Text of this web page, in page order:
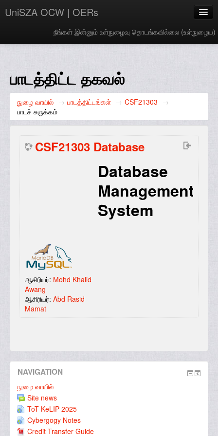
UniSZA OCW | OERs
நீங்கள் இன்னும் உள்நுழைவு தொடங்கவில்லை (உள்நுழைய)
e-Aduan
e-Learning Website
UniSZA Website
பாடத்திட்ட தகவல்
நுழை வாயில் → பாடத்திட்டங்கள் → CSF21303 →
பாடச் சுருக்கம்
CSF21303 Database
Database
Management
System
ஆசிரியர்: Mohd Khalid
Awang
ஆசிரியர்: Abd Rasid
Mamat
NAVIGATION
நுழை வாயில்
Site news
ToT KeLIP 2025
Cybergogy Notes
Credit Transfer Guide